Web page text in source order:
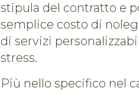
stipula del contratto e
semplice costo di
di servizi
stress.
Più nello specifico nel